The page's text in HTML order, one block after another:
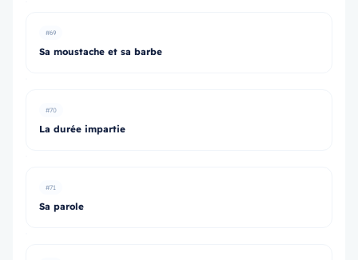
#69
Sa moustache et sa barbe
#70
La durée impartie
#71
Sa parole